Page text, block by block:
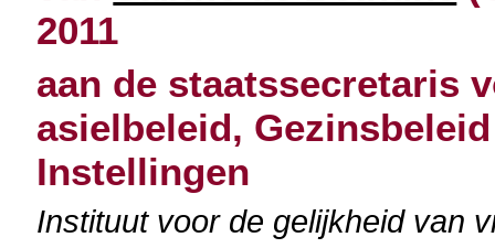
2011
aan de staatssecretaris
asielbeleid,
Instellingen
Instituut voor de gelijkheid van